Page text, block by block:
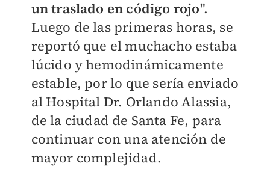
un traslado en código rojo".
Luego de las primeras horas, se
reportó que el muchacho estaba
lúcido y hemodinámicamente
estable, por lo que sería enviado
al Hospital Dr. Orlando Alassia,
de la ciudad de Santa Fe, para
continuar con una atención de
mayor complejidad.